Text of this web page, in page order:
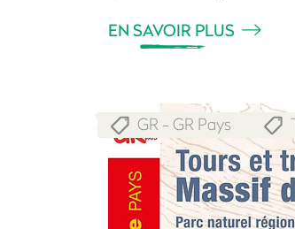
EN SAVOIR PLUS
GR - GR Pays